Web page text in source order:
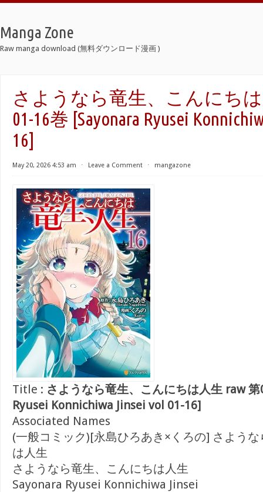
Manga Zone
Raw manga download (無料ダウンロード漫画 )
さようなら竜生、こんにちは
01-16巻 [Sayonara Ryusei
16]
May 20, 2026 4:53 am ⋅ Leave a Comment ⋅ mangazone
Title : さようなら竜生、こんにちは人生 raw
Ryusei Konnichiwa Jinsei vol 01-16]
Associated Names
(一般コミック)[永島ひろあき×くろの] さよう
は人生
さようなら竜生、こんにちは人生
Sayonara Ryusei Konnichiwa Jinsei